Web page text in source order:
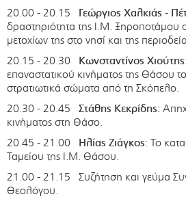
20.00 - 20.15 Γεώργιος Χαλκιάς -
δραστηριότητα της Ι.Μ.
μετοχίων της στο νησί και της
20.15 - 20.30 Κωνσταντίνος Χιούτης:
επαναστατικού κινήματος της Θάσου
στρατιωτικά σώματα από τη Σκόπελο.
20.30 - 20.45 Στάθης Κεκρίδης:
κινήματος στη Θάσο.
20.45 - 21.00 Ηλίας Ζιάγκος: Το
Ταμείου της Ι.Μ. Θάσου.
21.00 - 21.15 Συζήτηση και γεύμα
Θεολόγου.